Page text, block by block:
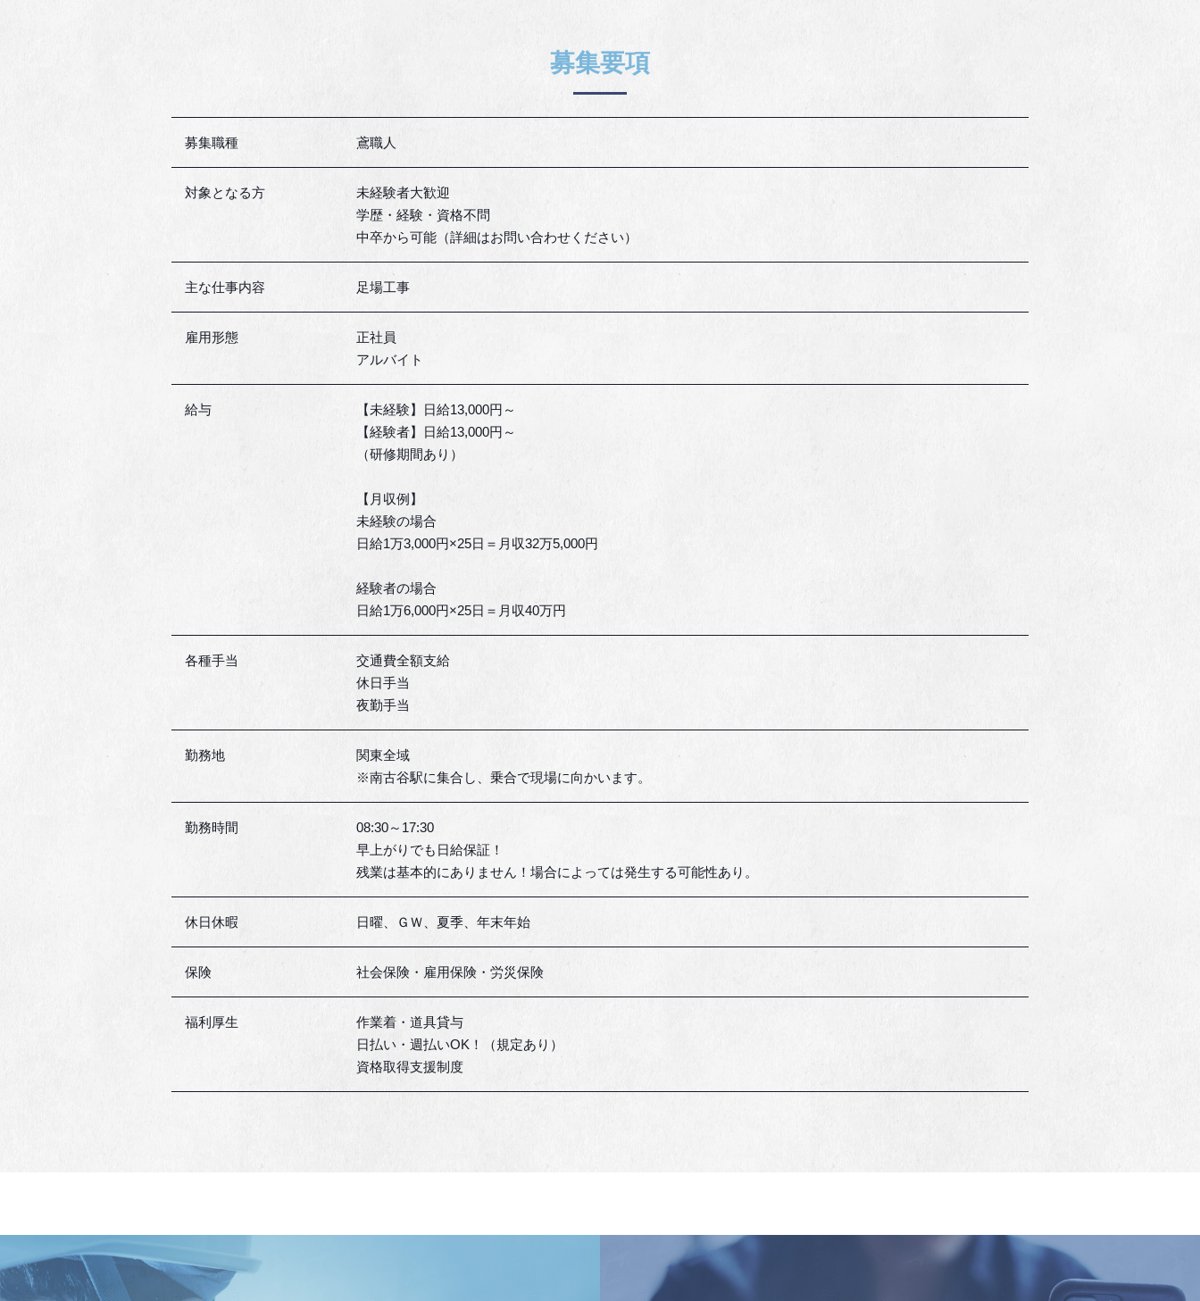
募集要項
募集職種 鳶職人
対象となる方
未経験者大歓迎
学歴・経験・資格不問
中卒から可能（詳細はお問い合わせください）
主な仕事内容 足場工事
雇用形態
正社員
アルバイト
給与
【未経験】日給13,000円～
【経験者】日給13,000円～
（研修期間あり）
【月収例】
未経験の場合
日給1万3,000円×25日＝月収32万5,000円
経験者の場合
日給1万6,000円×25日＝月収40万円
各種手当
交通費全額支給
休日手当
夜勤手当
勤務地
関東全域
※南古谷駅に集合し、乗合で現場に向かいます。
勤務時間
08:30～17:30
早上がりでも日給保証！
残業は基本的にありません！場合によっては発生する可能性あり。
休日休暇 日曜、ＧＷ、夏季、年末年始
保険 社会保険・雇用保険・労災保険
福利厚生
作業着・道具貸与
日払い・週払いOK！（規定あり）
資格取得支援制度